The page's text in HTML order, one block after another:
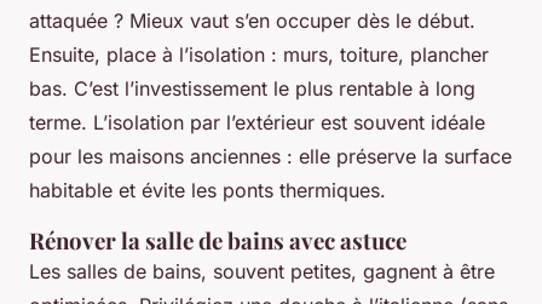
attaquée ? Mieux vaut s’en occuper dès le début.
Ensuite, place à l’isolation : murs, toiture, plancher
bas. C’est l’investissement le plus rentable à long
terme. L’isolation par l’extérieur est souvent idéale
pour les maisons anciennes : elle préserve la surface
habitable et évite les ponts thermiques.
Rénover la salle de bains avec astuce
Les salles de bains, souvent petites, gagnent à être